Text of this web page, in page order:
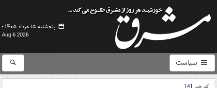
پنجشنبه ۱۵ مرداد ۱۴۰۵ -
Aug 6 2026
سیاست